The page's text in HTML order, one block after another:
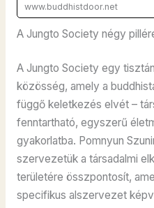
www.buddhistdoor.net
A Jungto Society négy
A Jungto Society egy
közösség, amely a
függő keletkezés elvét –
fenntartható, egyszerű
gyakorlatba. Pomnyun
szervezetük a társadalmi
területére összpontosít,
specifikus alszervezet